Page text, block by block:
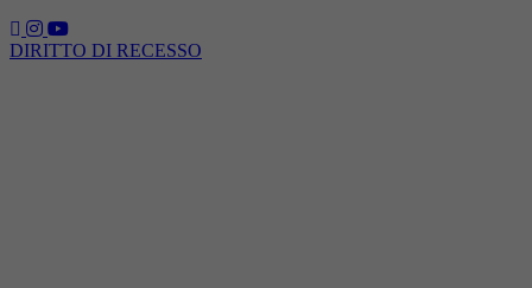
DIRITTO DI RECESSO